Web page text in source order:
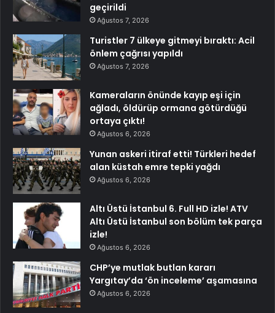
geçirildi
Ağustos 7, 2026
Turistler 7 ülkeye gitmeyi bıraktı: Acil
önlem çağrısı yapıldı
Ağustos 7, 2026
Kameraların önünde kayıp eşi için
ağladı, öldürüp ormana götürdüğü
ortaya çıktı!
Ağustos 6, 2026
Yunan askeri itiraf etti! Türkleri hedef
alan küstah emre tepki yağdı
Ağustos 6, 2026
Altı Üstü İstanbul 6. Full HD izle! ATV
Altı Üstü İstanbul son bölüm tek parça
izle!
Ağustos 6, 2026
CHP’ye mutlak butlan kararı
Yargıtay’da ‘ön inceleme’ aşamasına
Ağustos 6, 2026